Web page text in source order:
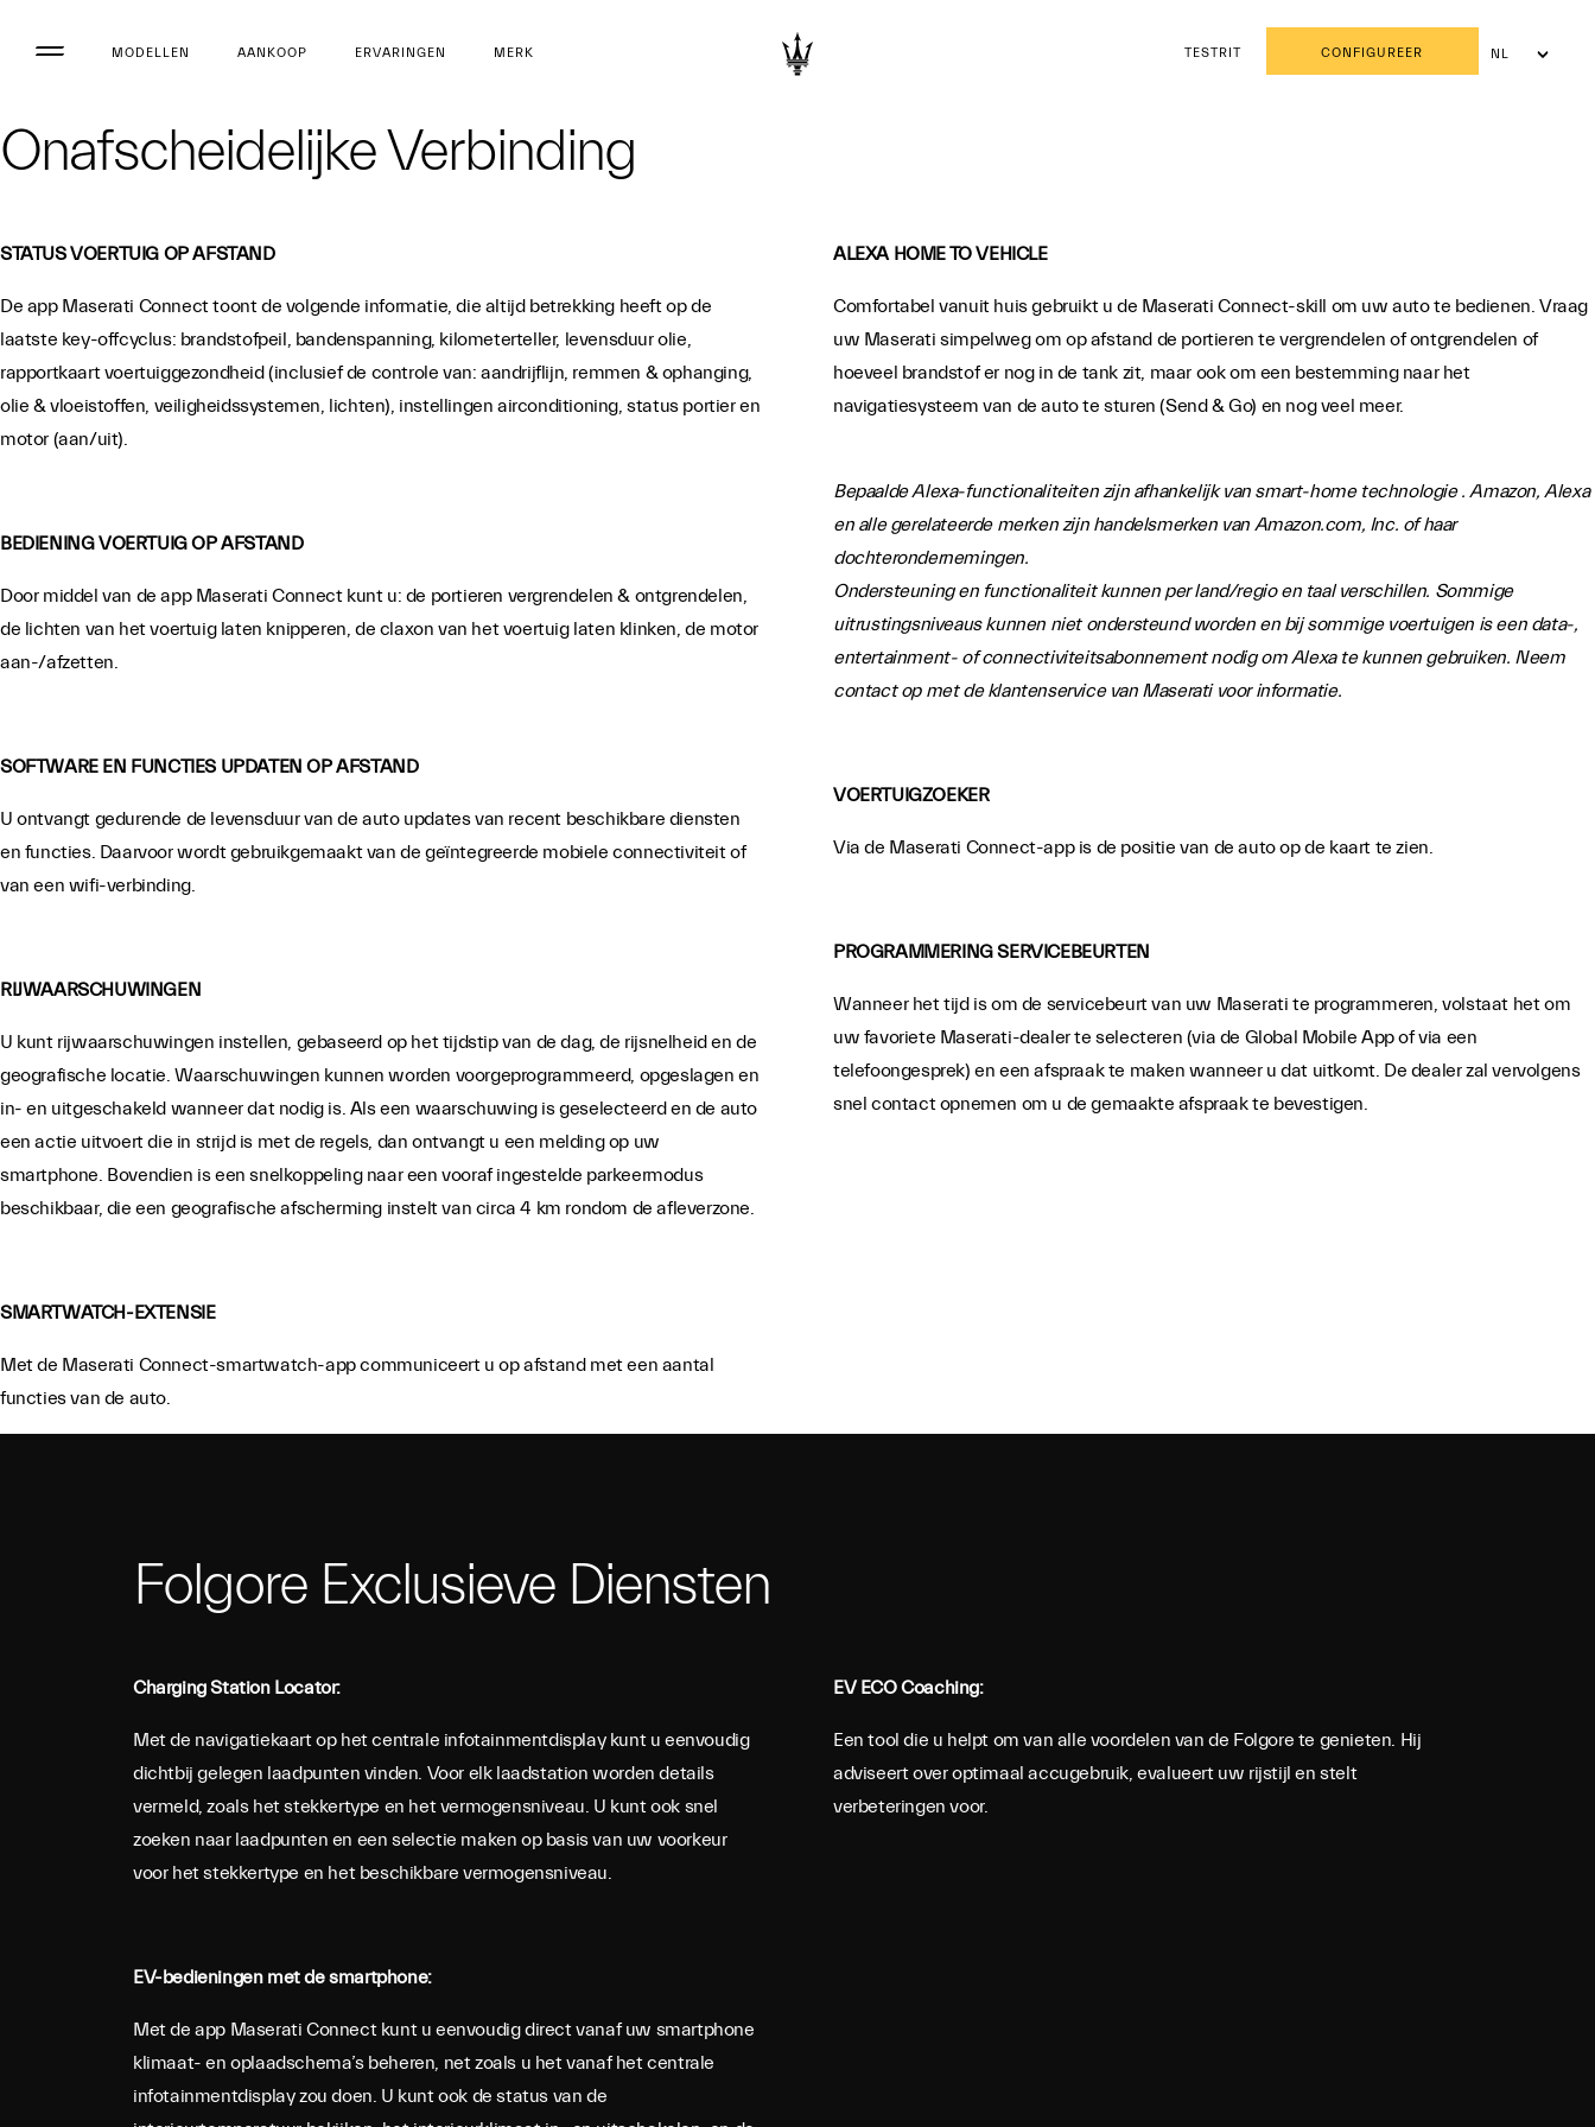
MODELLEN AANKOOP ERVARINGEN MERK TESTRIT CONFIGUREER
NL
Onafscheidelijke Verbinding
STATUS VOERTUIG OP AFSTAND
De app Maserati Connect toont de volgende informatie, die altijd betrekking heeft op de
laatste key-offcyclus: brandstofpeil, bandenspanning, kilometerteller, levensduur olie,
rapportkaart voertuiggezondheid (inclusief de controle van: aandrijflijn, remmen & ophanging,
olie & vloeistoffen, veiligheidssystemen, lichten), instellingen airconditioning, status portier en
motor (aan/uit).
BEDIENING VOERTUIG OP AFSTAND
Door middel van de app Maserati Connect kunt u: de portieren vergrendelen & ontgrendelen,
de lichten van het voertuig laten knipperen, de claxon van het voertuig laten klinken, de motor
aan-/afzetten.
SOFTWARE EN FUNCTIES UPDATEN OP AFSTAND
U ontvangt gedurende de levensduur van de auto updates van recent beschikbare diensten
en functies. Daarvoor wordt gebruikgemaakt van de geïntegreerde mobiele connectiviteit of
van een wifi-verbinding.
RIJWAARSCHUWINGEN
U kunt rijwaarschuwingen instellen, gebaseerd op het tijdstip van de dag, de rijsnelheid en de
geografische locatie. Waarschuwingen kunnen worden voorgeprogrammeerd, opgeslagen en
in- en uitgeschakeld wanneer dat nodig is. Als een waarschuwing is geselecteerd en de auto
een actie uitvoert die in strijd is met de regels, dan ontvangt u een melding op uw
smartphone. Bovendien is een snelkoppeling naar een vooraf ingestelde parkeermodus
beschikbaar, die een geografische afscherming instelt van circa 4 km rondom de afleverzone.
SMARTWATCH-EXTENSIE
Met de Maserati Connect-smartwatch-app communiceert u op afstand met een aantal
functies van de auto.
ALEXA HOME TO VEHICLE
Comfortabel vanuit huis gebruikt u de Maserati Connect-skill om uw auto te bedienen. Vraag
uw Maserati simpelweg om op afstand de portieren te vergrendelen of ontgrendelen of
hoeveel brandstof er nog in de tank zit, maar ook om een bestemming naar het
navigatiesysteem van de auto te sturen (Send & Go) en nog veel meer.
Bepaalde Alexa-functionaliteiten zijn afhankelijk van smart-home technologie . Amazon, Alexa
en alle gerelateerde merken zijn handelsmerken van Amazon.com, Inc. of haar
dochterondernemingen.
Ondersteuning en functionaliteit kunnen per land/regio en taal verschillen. Sommige
uitrustingsniveaus kunnen niet ondersteund worden en bij sommige voertuigen is een data-,
entertainment- of connectiviteitsabonnement nodig om Alexa te kunnen gebruiken. Neem
contact op met de klantenservice van Maserati voor informatie.
VOERTUIGZOEKER
Via de Maserati Connect-app is de positie van de auto op de kaart te zien.
PROGRAMMERING SERVICEBEURTEN
Wanneer het tijd is om de servicebeurt van uw Maserati te programmeren, volstaat het om
uw favoriete Maserati-dealer te selecteren (via de Global Mobile App of via een
telefoongesprek) en een afspraak te maken wanneer u dat uitkomt. De dealer zal vervolgens
snel contact opnemen om u de gemaakte afspraak te bevestigen.
Folgore Exclusieve Diensten
Charging Station Locator:
Met de navigatiekaart op het centrale infotainmentdisplay kunt u eenvoudig
dichtbij gelegen laadpunten vinden. Voor elk laadstation worden details
vermeld, zoals het stekkertype en het vermogensniveau. U kunt ook snel
zoeken naar laadpunten en een selectie maken op basis van uw voorkeur
voor het stekkertype en het beschikbare vermogensniveau.
EV-bedieningen met de smartphone:
Met de app Maserati Connect kunt u eenvoudig direct vanaf uw smartphone
klimaat- en oplaadschema’s beheren, net zoals u het vanaf het centrale
infotainmentdisplay zou doen. U kunt ook de status van de
EV ECO Coaching:
Een tool die u helpt om van alle voordelen van de Folgore te genieten. Hij
adviseert over optimaal accugebruik, evalueert uw rijstijl en stelt
verbeteringen voor.